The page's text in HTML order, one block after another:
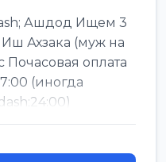
Ашдод Ищем 3
Ахзака (муж на
Почасовая оплата
(иногда